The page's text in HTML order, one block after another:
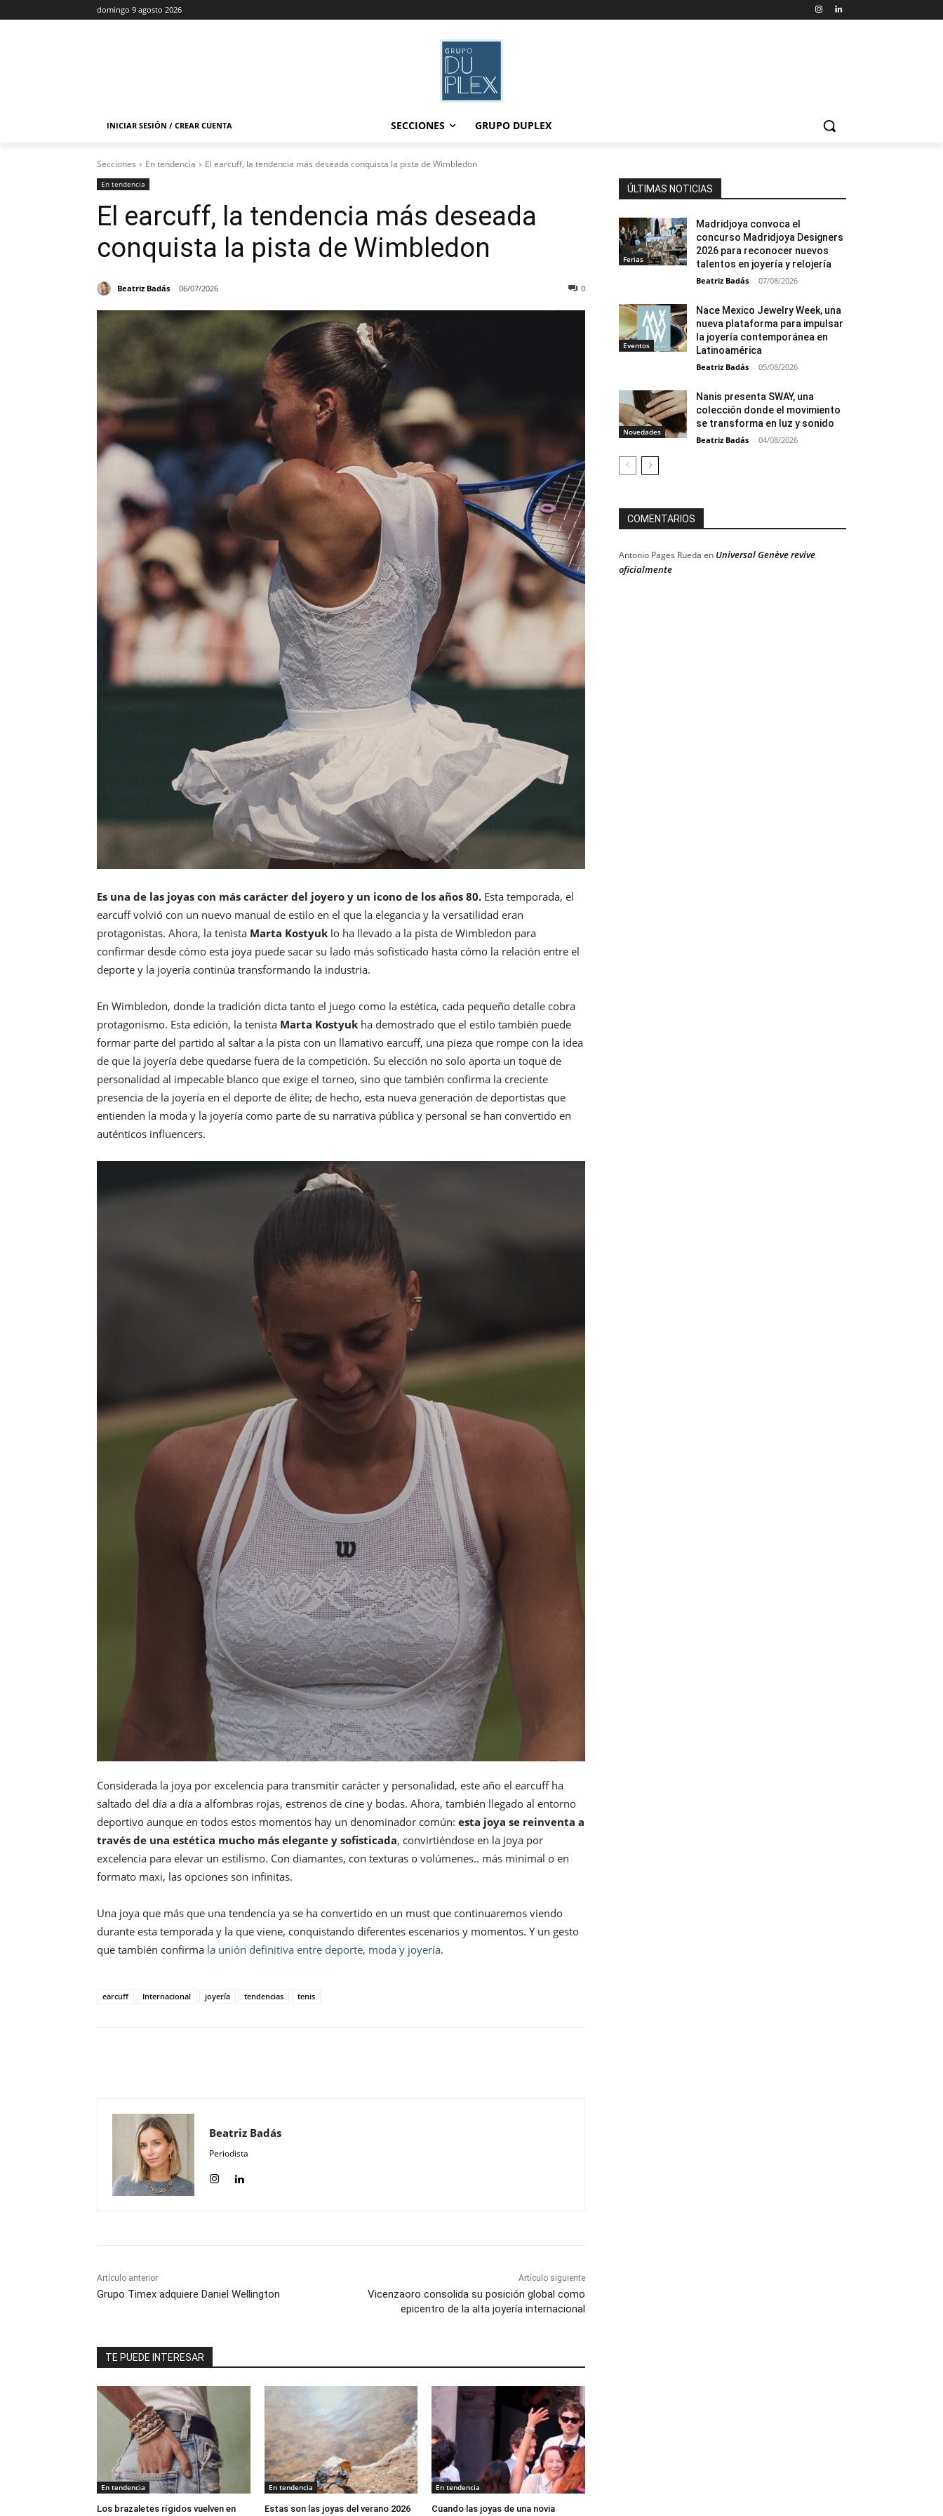
domingo 9 agosto 2026
INICIAR SESIÓN / CREAR CUENTA SECCIONES GRUPO DUPLEX
Secciones En tendencia El earcuff, la tendencia más deseada conquista la pista de Wimbledon
En tendencia
El earcuff, la tendencia más deseada
conquista la pista de Wimbledon
Beatriz Badás 06/07/2026 0
Es una de las joyas con más carácter del joyero y un icono de los años 80. Esta temporada, el
earcuff volvió con un nuevo manual de estilo en el que la elegancia y la versatilidad eran
protagonistas. Ahora, la tenista Marta Kostyuk lo ha llevado a la pista de Wimbledon para
confirmar desde cómo esta joya puede sacar su lado más sofisticado hasta cómo la relación entre el
deporte y la joyería continúa transformando la industria.
En Wimbledon, donde la tradición dicta tanto el juego como la estética, cada pequeño detalle cobra
protagonismo. Esta edición, la tenista Marta Kostyuk ha demostrado que el estilo también puede
formar parte del partido al saltar a la pista con un llamativo earcuff, una pieza que rompe con la idea
de que la joyería debe quedarse fuera de la competición. Su elección no solo aporta un toque de
personalidad al impecable blanco que exige el torneo, sino que también confirma la creciente
presencia de la joyería en el deporte de élite; de hecho, esta nueva generación de deportistas que
entienden la moda y la joyería como parte de su narrativa pública y personal se han convertido en
auténticos influencers.
Considerada la joya por excelencia para transmitir carácter y personalidad, este año el earcuff ha
saltado del día a día a alfombras rojas, estrenos de cine y bodas. Ahora, también llegado al entorno
deportivo aunque en todos estos momentos hay un denominador común: esta joya se reinventa a
través de una estética mucho más elegante y sofisticada, convirtiéndose en la joya por
excelencia para elevar un estilismo. Con diamantes, con texturas o volúmenes.. más minimal o en
formato maxi, las opciones son infinitas.
Una joya que más que una tendencia ya se ha convertido en un must que continuaremos viendo
durante esta temporada y la que viene, conquistando diferentes escenarios y momentos. Y un gesto
que también confirma la unión definitiva entre deporte, moda y joyería.
earcuff Internacional joyería tendencias tenis
Beatriz Badás
Periodista
Artículo anterior
Grupo Timex adquiere Daniel Wellington
Artículo siguiente
Vicenzaoro consolida su posición global como
epicentro de la alta joyería internacional
TE PUEDE INTERESAR
En tendencia
Los brazaletes rígidos vuelven en
En tendencia
Estas son las joyas del verano 2026
En tendencia
Cuando las joyas de una novia
ÚLTIMAS NOTICIAS
Ferias
Madridjoya convoca el
concurso Madridjoya Designers
2026 para reconocer nuevos
talentos en joyería y relojería
Beatriz Badás - 07/08/2026
Eventos
Nace Mexico Jewelry Week, una
nueva plataforma para impulsar
la joyería contemporánea en
Latinoamérica
Beatriz Badás - 05/08/2026
Novedades
Nanis presenta SWAY, una
colección donde el movimiento
se transforma en luz y sonido
Beatriz Badás - 04/08/2026
COMENTARIOS
Antonio Pages Rueda en Universal Genève revive
oficialmente